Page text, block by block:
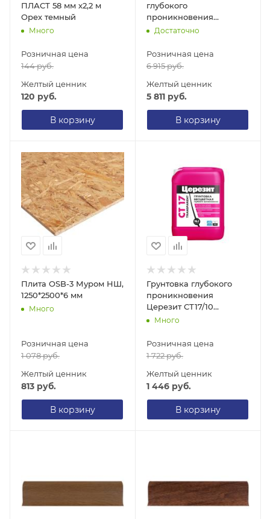
ПЛАСТ 58 мм х2,2 м
Орех темный
Много
Розничная цена
144руб.
Желтый ценник
120 руб.
В корзину
глубокого
проникновения
Церезит СТ 17/10, 10 кг
Достаточно
Розничная цена
6 915руб.
Желтый ценник
5 811 руб.
В корзину
Плита OSB-3 Муром НШ,
1250*2500*6 мм
Много
Розничная цена
1 078руб.
Желтый ценник
813 руб.
В корзину
Грунтовка глубокого
проникновения
Церезит СТ17/10
Транспарент/Transparent,
Много
Розничная цена
1 722руб.
Желтый ценник
1 446 руб.
В корзину